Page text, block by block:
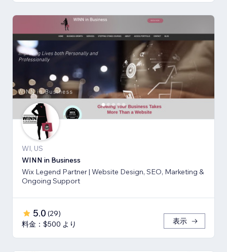
WI, US
WINN in Business
Wix Legend Partner | Website Design, SEO, Marketing &
Ongoing Support
5.0 (29)
料金：$500 より
表示